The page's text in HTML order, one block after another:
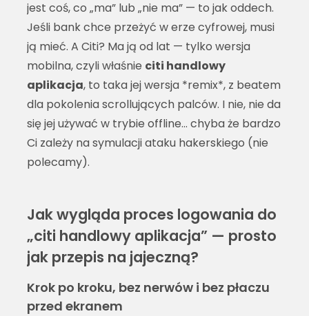
jest coś, co „ma” lub „nie ma” — to jak oddech.
Jeśli bank chce przeżyć w erze cyfrowej, musi
ją mieć. A Citi? Ma ją od lat — tylko wersja
mobilna, czyli właśnie citi handlowy
aplikacja, to taka jej wersja *remix*, z beatem
dla pokolenia scrollujących palców. I nie, nie da
się jej używać w trybie offline… chyba że bardzo
Ci zależy na symulacji ataku hakerskiego (nie
polecamy).
Jak wygląda proces logowania do
„citi handlowy aplikacja” — prosto
jak przepis na jajeczną?
Krok po kroku, bez nerwów i bez płaczu
przed ekranem